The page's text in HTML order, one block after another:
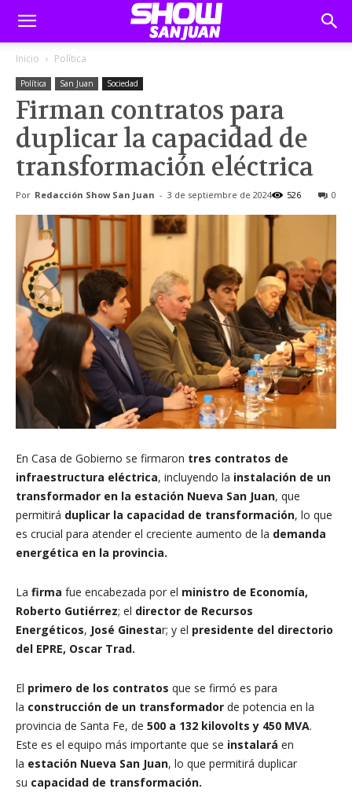
Inicio Política
Política San Juan Sociedad
Firman contratos para
duplicar la capacidad de
transformación eléctrica
Por Redacción Show San Juan - 3 de septiembre de 2024 0
526
En Casa de Gobierno se firmaron tres contratos de
infraestructura eléctrica, incluyendo la instalación de un
transformador en la estación Nueva San Juan, que
permitirá duplicar la capacidad de transformación, lo que
es crucial para atender el creciente aumento de la demanda
energética en la provincia.
La firma fue encabezada por el ministro de Economía,
Roberto Gutiérrez; el director de Recursos
Energéticos, José Ginestar; y el presidente del directorio
del EPRE, Oscar Trad.
El primero de los contratos que se firmó es para
la construcción de un transformador de potencia en la
provincia de Santa Fe, de 500 a 132 kilovolts y 450 MVA.
Este es el equipo más importante que se instalará en
la estación Nueva San Juan, lo que permitirá duplicar
su capacidad de transformación.